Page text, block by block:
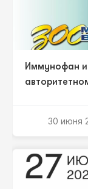
Иммунофан и
30 июня